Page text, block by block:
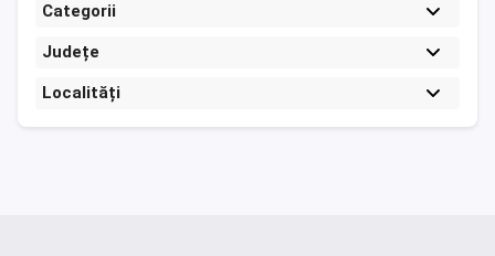
Categorii
Județe
Localități